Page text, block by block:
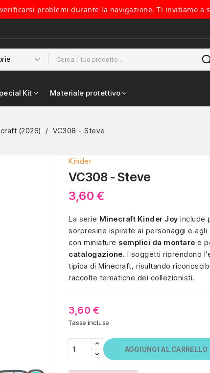
problemi durante la navigazione. Ti invitiamo a
Kit Materiale protettivo
(2026) VC308 - Steve
Kinder
VC308 - Steve
3,60 €
La serie Minecraft Kinder Joy include
sorpresine ispirate ai personaggi e
con miniature semplici da montare e
catalogazione. I soggetti riprendono
tipica di Minecraft, risultando
raccolte tematiche dei collezionisti.
3,60 €
Tasse incluse
AGGIUNGI AL CARRELLO